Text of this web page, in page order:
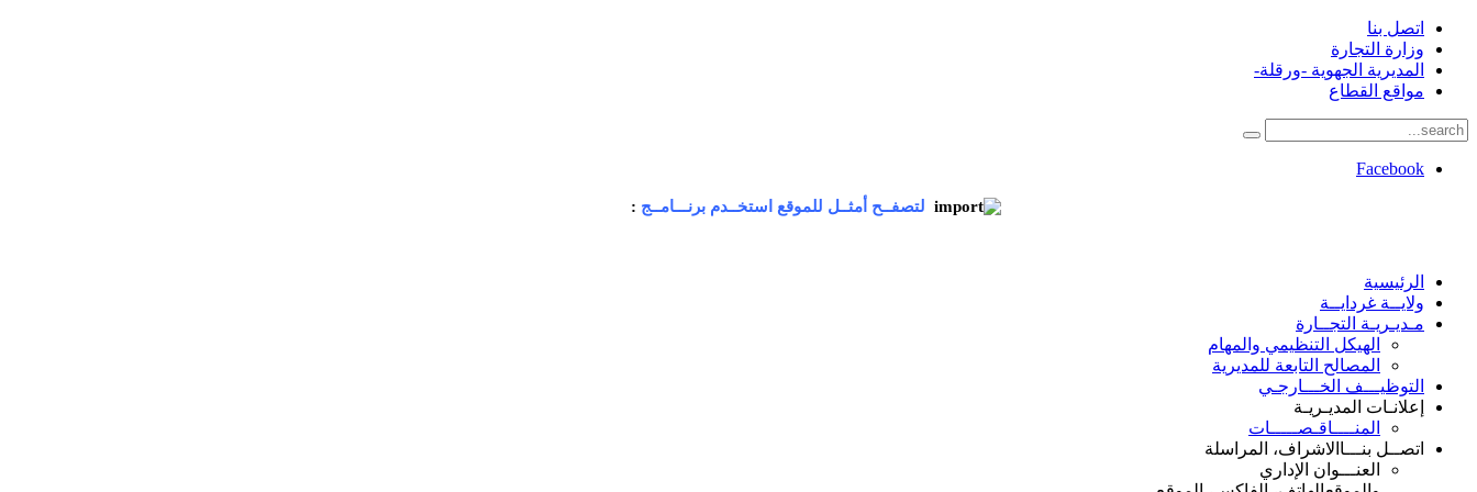
اتصل بنا
وزارة التجارة
المديرية الجهوية -ورقلة-
مواقع القطاع
Facebook
لتصفــح أمثــل للموقع استخــدم برنـــامــج :
الرئيسية
ولايــة غردايــة
مـديـريـة التجــارة
الهيكل التنظيمي والمهام
المصالح التابعة للمديرية
التوظيـــف الخـــارجـي
إعلانـات المديـريـة
المنــــاقـصـــــات
اتصــل بنـــا الاشراف، المراسلة
العنـــوان الإداري